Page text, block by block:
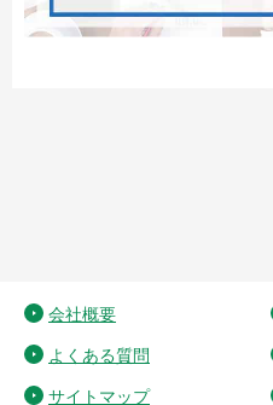
会社概要
よくある質問
サイトマップ